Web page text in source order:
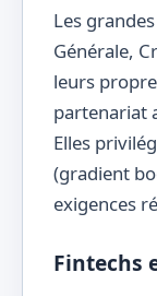
Les
Générale,
leurs
partenariat
Elles
(gradient
exigences
Fintechs